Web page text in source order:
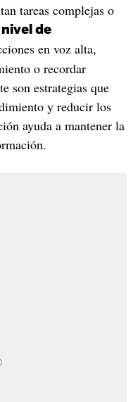
tareas complejas o
de
en voz alta,
o recordar
son estrategias que
y reducir los
ayuda a mantener la